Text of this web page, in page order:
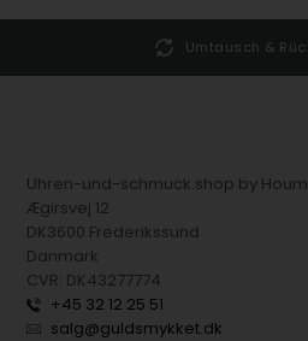
Umtausch &
Uhren-und-schmuck.shop by
Ægirsvej 12
DK3600 Frederikssund
Danmark
CVR: DK43277774
+45 32 12 25 51
salg@guldsmykket.dk